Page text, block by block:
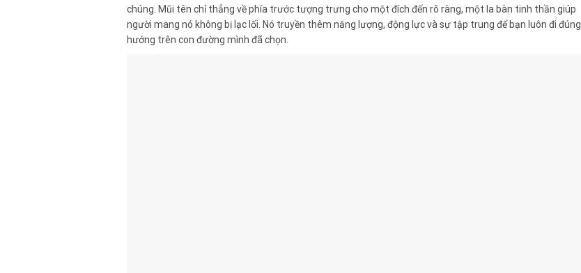
chúng. Mũi tên chỉ thẳng về phía trước tượng trưng cho một đích đến rõ ràng, một la bàn tinh thần giúp
người mang nó không bị lạc lối. Nó truyền thêm năng lượng, động lực và sự tập trung để bạn luôn đi đúng
hướng trên con đường mình đã chọn.